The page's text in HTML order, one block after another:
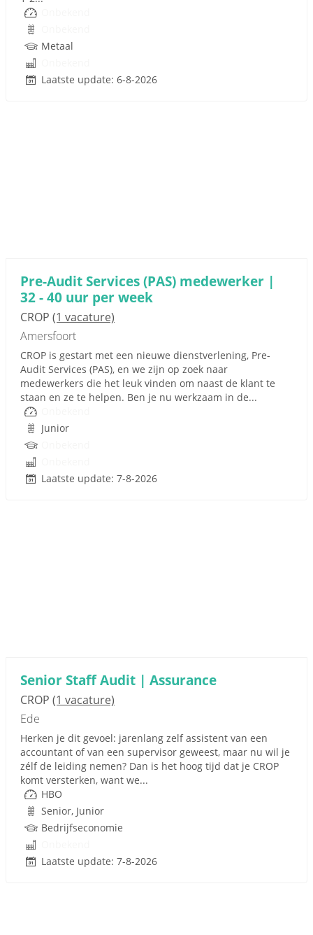
Metaal
Laatste update: 6-8-2026
Pre-Audit Services (PAS) medewerker |
32 - 40 uur per week
CROP (1 vacature)
Amersfoort
CROP is gestart met een nieuwe dienstverlening, Pre-
Audit Services (PAS), en we zijn op zoek naar
medewerkers die het leuk vinden om naast de klant te
staan en ze te helpen. Ben je nu werkzaam in de...
Junior
Laatste update: 7-8-2026
Senior Staff Audit | Assurance
CROP (1 vacature)
Ede
Herken je dit gevoel: jarenlang zelf assistent van een
accountant of van een supervisor geweest, maar nu wil je
zélf de leiding nemen? Dan is het hoog tijd dat je CROP
komt versterken, want we...
HBO
Senior, Junior
Bedrijfseconomie
Laatste update: 7-8-2026